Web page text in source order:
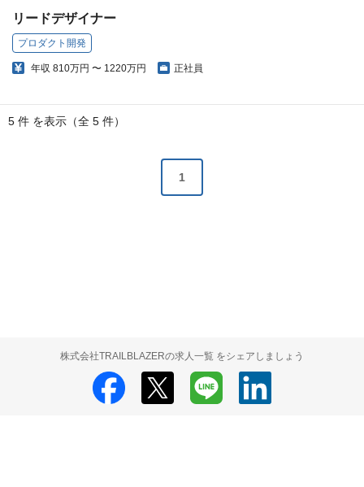
リードデザイナー
プロダクト開発
年収 810万円 〜 1220万円 正社員
5 件 を表示（全 5 件）
1
株式会社TRAILBLAZERの求人一覧 をシェアしましょう